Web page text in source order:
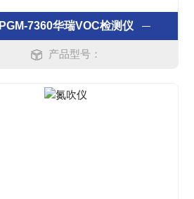
PGM-7360华瑞VOC检测仪
产品型号：